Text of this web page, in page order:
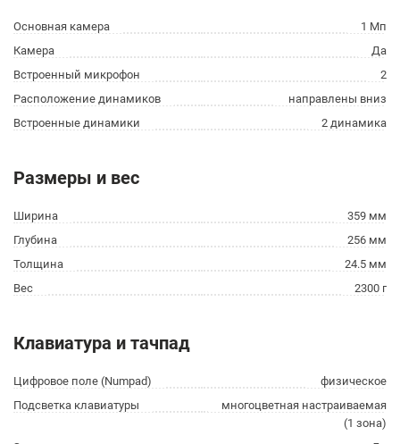
Основная камера
1 Мп
Камера
Да
Встроенный микрофон
2
Расположение динамиков
направлены вниз
Встроенные динамики
2 динамика
Размеры и вес
Ширина
359 мм
Глубина
256 мм
Толщина
24.5 мм
Вес
2300 г
Клавиатура и тачпад
Цифровое поле (Numpad)
физическое
Подсветка клавиатуры
многоцветная настраиваемая
(1 зона)